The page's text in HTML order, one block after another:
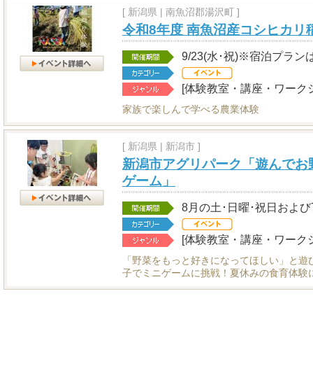
[ 新潟県 | 南魚沼郡湯沢町 ]
令和8年度 南魚沼産コシヒカリ
9/23(水･祝)※宿泊プラン
[体験教室・講座・ワーク
家族で楽しんで学べる農業体験
[ 新潟県 | 新潟市 ]
新潟市アグリパーク「遊んで
ゲーム」
8月の土･日曜･祝日およ
[体験教室・講座・ワーク
「野菜をもっと好きになってほしい」と
子でミニゲームに挑戦！夏休みの食育体験